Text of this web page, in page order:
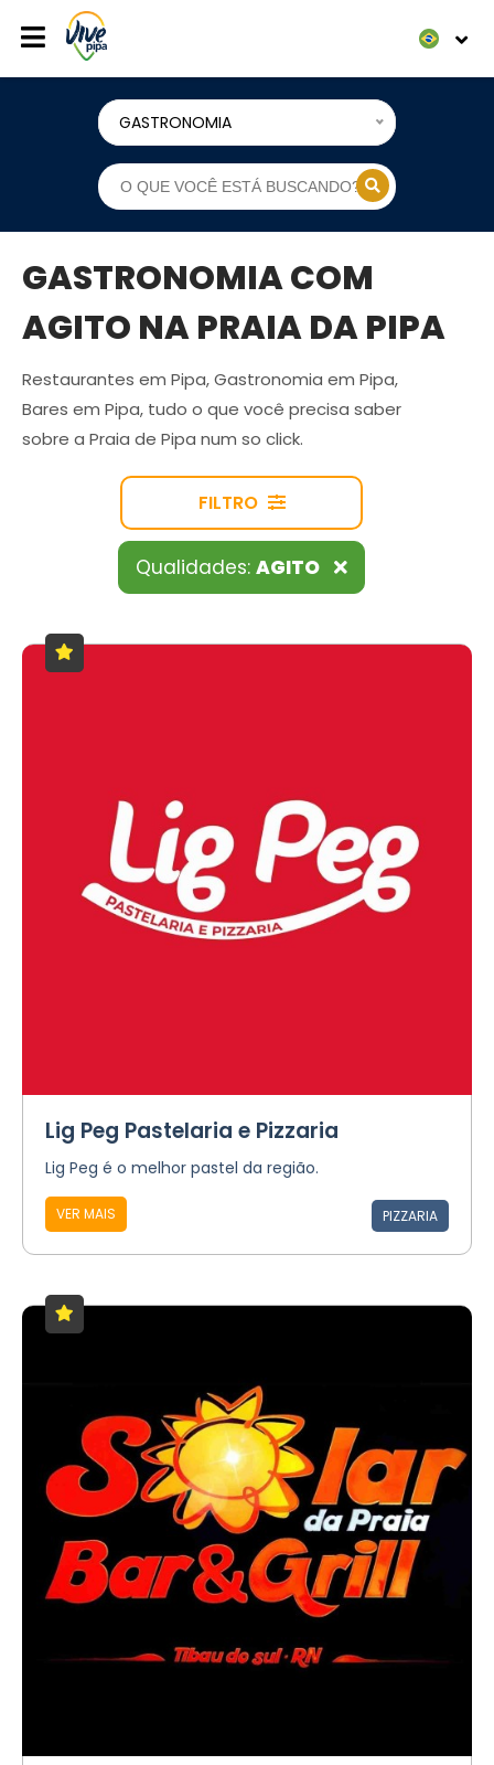
GASTRONOMIA
GASTRONOMIA COM
AGITO NA PRAIA DA PIPA
Restaurantes em Pipa, Gastronomia em Pipa,
Bares em Pipa, tudo o que você precisa saber
sobre a Praia de Pipa num so click.
FILTRO
Qualidades: AGITO
Lig Peg Pastelaria e Pizzaria
Lig Peg é o melhor pastel da região.
VER MAIS PIZZARIA